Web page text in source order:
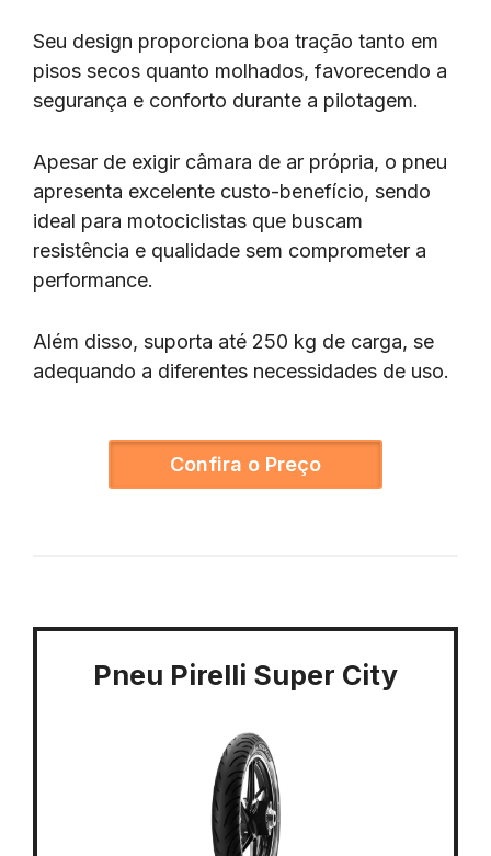
Seu design proporciona boa tração tanto em
pisos secos quanto molhados, favorecendo a
segurança e conforto durante a pilotagem.
Apesar de exigir câmara de ar própria, o pneu
apresenta excelente custo-benefício, sendo
ideal para motociclistas que buscam
resistência e qualidade sem comprometer a
performance.
Além disso, suporta até 250 kg de carga, se
adequando a diferentes necessidades de uso.
Confira o Preço
Pneu Pirelli Super City